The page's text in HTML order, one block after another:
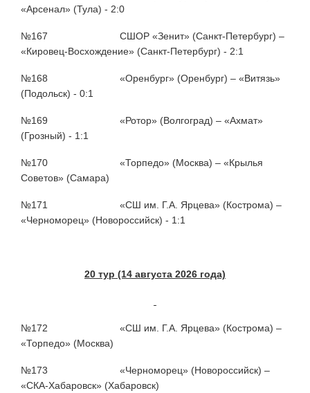
«Арсенал» (Тула) - 2:0
№167 СШОР «Зенит» (Санкт-Петербург) –
«Кировец-Восхождение» (Санкт-Петербург) - 2:1
№168 «Оренбург» (Оренбург) – «Витязь»
(Подольск) - 0:1
№169 «Ротор» (Волгоград) – «Ахмат»
(Грозный) - 1:1
№170 «Торпедо» (Москва) – «Крылья
Советов» (Самара)
№171 «СШ им. Г.А. Ярцева» (Кострома) –
«Черноморец» (Новороссийск) - 1:1
20 тур (14 августа 2026 года)
№172 «СШ им. Г.А. Ярцева» (Кострома) –
«Торпедо» (Москва)
№173 «Черноморец» (Новороссийск) –
«СКА-Хабаровск» (Хабаровск)